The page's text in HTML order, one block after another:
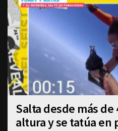
Salta desde más
altura y se tatúa en